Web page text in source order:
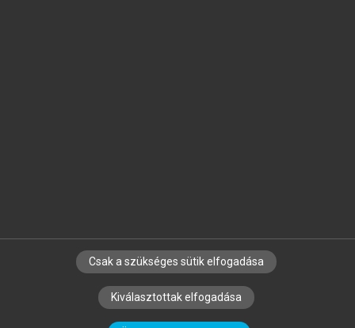
SZERZŐKNEK CÉGEKNEK KÖNYVTÁROSOKNAK
SZERKESZTÉSI ÉS LEKTORÁLÁSI ALAPELVEK
Csak a szükséges sütik elfogadása
Kiválasztottak elfogadása